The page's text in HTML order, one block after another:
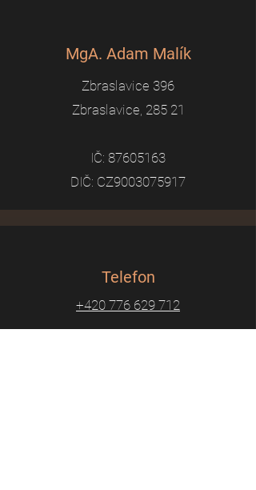
MgA. Adam Malík
Zbraslavice 396
Zbraslavice, 285 21
IČ: 87605163
DIČ: CZ9003075917
Telefon
+420 776 629 712